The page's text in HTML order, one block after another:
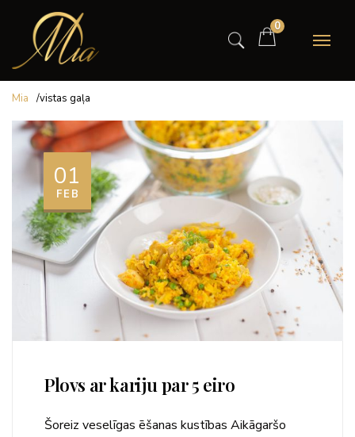
0
Mia /vistas gaļa
01
FEB
Plovs ar kariju par 5 eiro
Šoreiz veselīgas ēšanas kustības Aikāgaršo